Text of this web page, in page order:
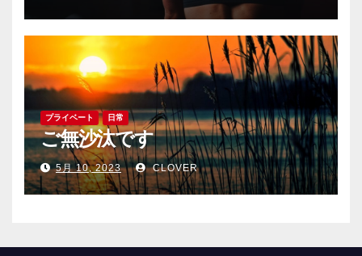
プライベート 日常
ご無沙汰です
5月 10, 2023 CLOVER